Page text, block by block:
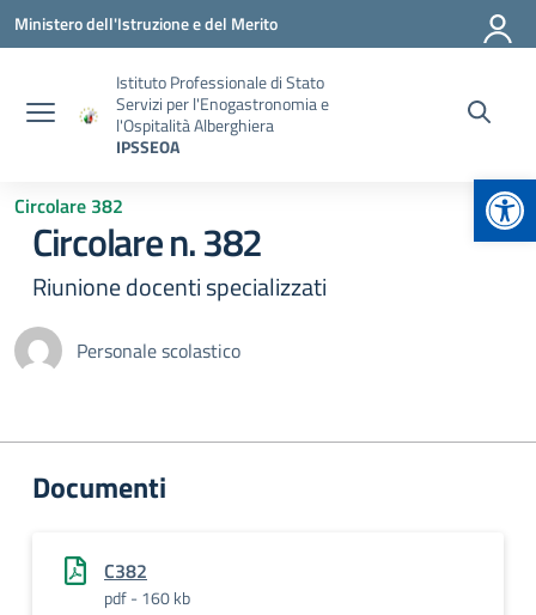
Vai ai contenuti
Vai al menu di navigazione
Vai al footer
Ministero dell'Istruzione e del Merito
Istituto Professionale di Stato
Servizi per l'Enogastronomia e
l'Ospitalità Alberghiera
IPSSEOA
Circolare 382
Circolare n. 382
Riunione docenti specializzati
Personale scolastico
Documenti
C382
pdf - 160 kb